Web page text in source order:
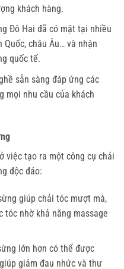
khách hàng.
Đô Hai đã có mặt tại nhiều
châu Âu… và nhận
quốc tế.
sẵn sàng đáp ứng các
mọi nhu cầu của khách
việc tạo ra một công cụ chải
độc đáo:
giúp chải tóc mượt mà,
tóc nhờ khả năng massage
lớn hơn có thể được
giảm đau nhức và thư